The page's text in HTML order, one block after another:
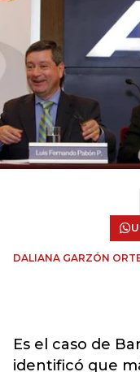
DALIANA GARZÓN
Es el caso de
identificó que